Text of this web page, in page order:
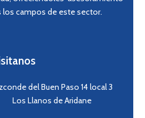
los campos de este sector.
del Buen Paso 14 local 3
Los Llanos de Aridane